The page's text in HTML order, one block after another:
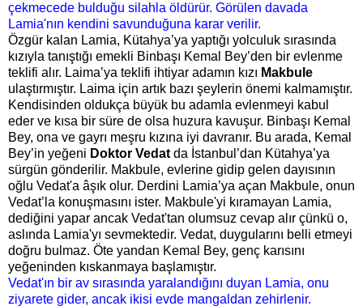
çekmecede bulduğu silahla öldürür. Görülen davada
Lamia'nın kendini savunduğuna karar verilir.
Özgür kalan Lamia, Kütahya’ya yaptığı yolculuk sırasında
kızıyla tanıştığı emekli Binbaşı Kemal Bey’den bir evlenme
teklifi alır. Laima’ya teklifi ihtiyar adamın kızı Makbule
ulaştırmıştır. Laima için artık bazı şeylerin önemi kalmamıştır.
Kendisinden oldukça büyük bu adamla evlenmeyi kabul
eder ve kısa bir süre de olsa huzura kavuşur. Binbaşı Kemal
Bey, ona ve gayrı meşru kızına iyi davranır. Bu arada, Kemal
Bey’in yeğeni Doktor Vedat da İstanbul’dan Kütahya’ya
sürgün gönderilir. Makbule, evlerine gidip gelen dayısının
oğlu Vedat'a âşık olur. Derdini Lamia’ya açan Makbule, onun
Vedat’la konuşmasını ister. Makbule'yi kıramayan Lamia,
dediğini yapar ancak Vedat'tan olumsuz cevap alır çünkü o,
aslında Lamia'yı sevmektedir. Vedat, duygularını belli etmeyi
doğru bulmaz. Öte yandan Kemal Bey, genç karısını
yeğeninden kıskanmaya başlamıştır.
Vedat'ın bir av sırasında yaralandığını duyan Lamia, onu
ziyarete gider, ancak ikisi evde mangaldan zehirlenir.